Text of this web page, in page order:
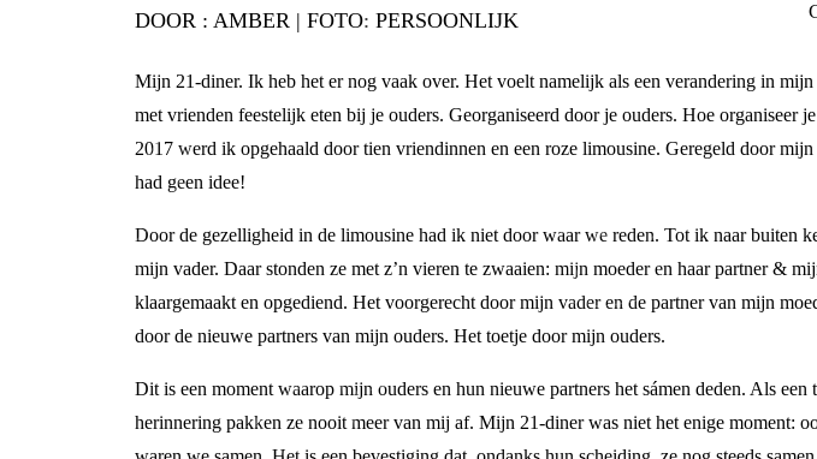
DOOR : AMBER | FOTO: PERSOONLIJK
Mijn 21-diner. Ik heb het er nog vaak over. Het voelt namelijk als een verandering in
met vrienden feestelijk eten bij je ouders. Georganiseerd door je ouders. Hoe organiseer
2017 werd ik opgehaald door tien vriendinnen en een roze limousine. Geregeld door
had geen idee!
Door de gezelligheid in de limousine had ik niet door waar we reden. Tot ik naar buiten
mijn vader. Daar stonden ze met z’n vieren te zwaaien: mijn moeder en haar partner &
klaargemaakt en opgediend. Het voorgerecht door mijn vader en de partner van mijn
door de nieuwe partners van mijn ouders. Het toetje door mijn ouders.
Dit is een moment waarop mijn ouders en hun nieuwe partners het sámen deden. Als
herinnering pakken ze nooit meer van mij af. Mijn 21-diner was niet het enige moment: